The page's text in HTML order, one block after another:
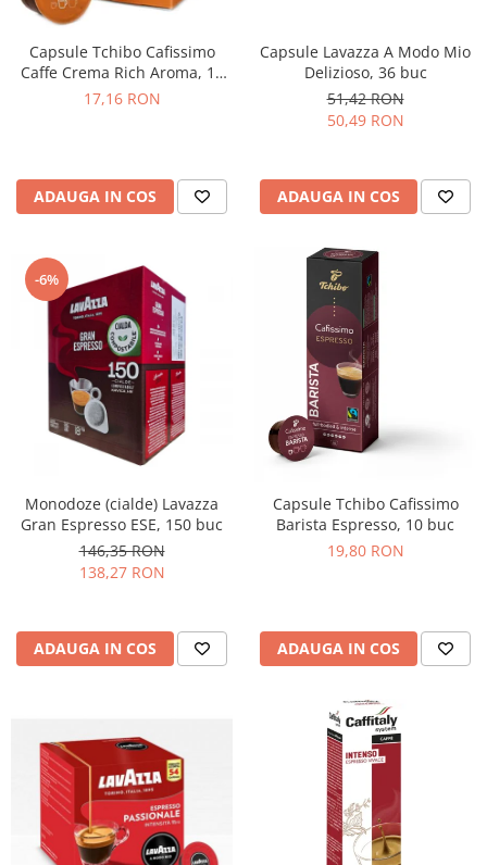
Capsule Tchibo Cafissimo
Caffe Crema Rich Aroma, 10
buc
17,16 RON
ADAUGA IN COS
Capsule Lavazza A Modo Mio
Delizioso, 36 buc
51,42 RON
50,49 RON
ADAUGA IN COS
-6%
Monodoze (cialde) Lavazza
Gran Espresso ESE, 150 buc
146,35 RON
138,27 RON
ADAUGA IN COS
Capsule Tchibo Cafissimo
Barista Espresso, 10 buc
19,80 RON
ADAUGA IN COS